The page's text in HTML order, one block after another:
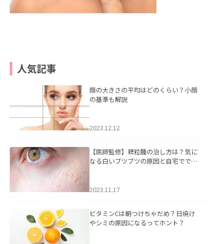
人気記事
顔の大きさの平均はどのくらい？小顔
の基準も解説
2023.12.12
【医師監修】稗粒腫の治し方は？気に
なる白いブツブツの原因と自宅ででき
2023.11.17
ビタミンCは朝つけちゃだめ？日焼け
やシミの原因になるってホント？